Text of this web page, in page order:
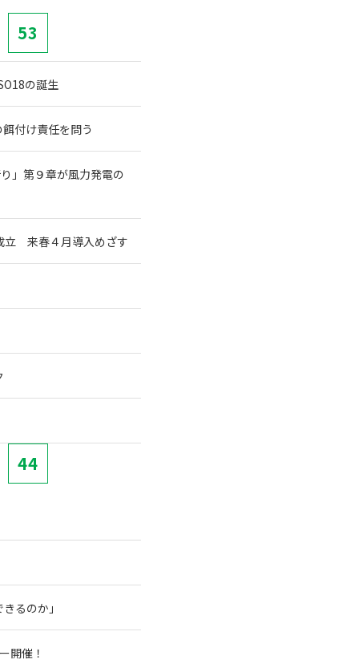
53
の誕生
付け責任を問う
」第９章が風力発電の
来春４月導入めざす
44
るのか」
開催！